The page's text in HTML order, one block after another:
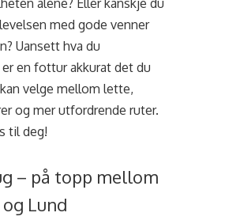
med gode venner
Uansett hva du
en fottur akkurat det du
velge mellom lette,
og mer utfordrende ruter.
til deg!
– på topp mellom
Lund